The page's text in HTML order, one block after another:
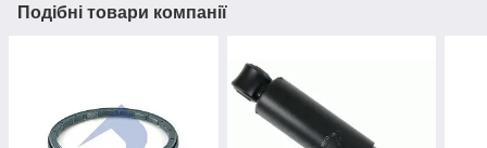
Подібні товари компанії